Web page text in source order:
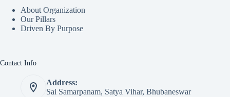
About Organization
Our Pillars
Driven By Purpose​
Contact Info
Address:
Sai Samarpanam, Satya Vihar, Bhubaneswar